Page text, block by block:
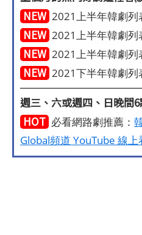
NEW 2021上半年韓劇列
NEW 2021上半年韓劇列
NEW 2021上半年韓劇列
NEW 2021下半年韓劇列
週三、六或週四、日晚間
HOT 必看網路劇推薦：
Global頻道 YouTube 線上